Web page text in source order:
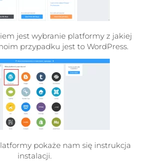
jest wybranie platformy z jakiej
przypadku jest to WordPress.
pokaże nam się instrukcja
instalacji.